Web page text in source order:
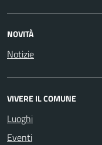
NOVITÀ
Notizie
VIVERE IL COMUNE
Luoghi
Eventi